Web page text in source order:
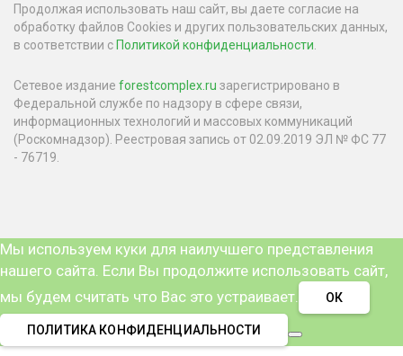
Продолжая использовать наш сайт, вы даете согласие на
обработку файлов Cookies и других пользовательских данных,
в соответствии с Политикой конфиденциальности.
Сетевое издание forestcomplex.ru зарегистрировано в
Федеральной службе по надзору в сфере связи,
информационных технологий и массовых коммуникаций
(Роскомнадзор). Реестровая запись от 02.09.2019 ЭЛ № ФС 77
- 76719.
Мы используем куки для наилучшего представления
нашего сайта. Если Вы продолжите использовать сайт,
мы будем считать что Вас это устраивает.
ОК
ПОЛИТИКА КОНФИДЕНЦИАЛЬНОСТИ